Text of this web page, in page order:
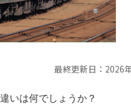
最終更新日： 2026
いは何でしょうか？